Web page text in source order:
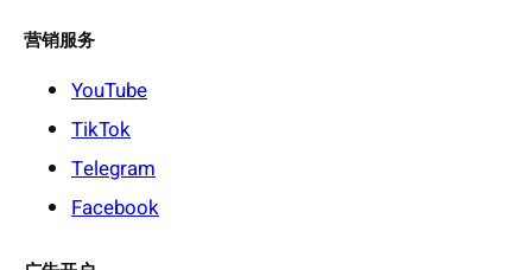
营销服务
YouTube
TikTok
Telegram
Facebook